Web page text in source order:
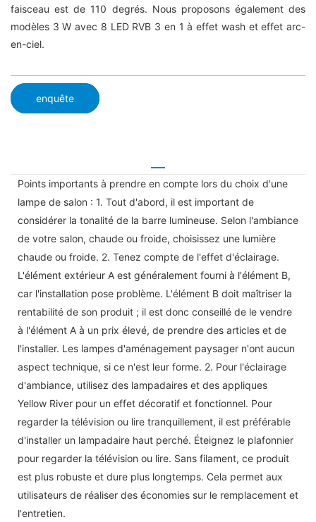
faisceau est de 110 degrés. Nous proposons également des
modèles 3 W avec 8 LED RVB 3 en 1 à effet wash et effet arc-
en-ciel.
enquête
Points importants à prendre en compte lors du choix d'une
lampe de salon : 1. Tout d'abord, il est important de
considérer la tonalité de la barre lumineuse. Selon l'ambiance
de votre salon, chaude ou froide, choisissez une lumière
chaude ou froide. 2. Tenez compte de l'effet d'éclairage.
L'élément extérieur A est généralement fourni à l'élément B,
car l'installation pose problème. L'élément B doit maîtriser la
rentabilité de son produit ; il est donc conseillé de le vendre
à l'élément A à un prix élevé, de prendre des articles et de
l'installer. Les lampes d'aménagement paysager n'ont aucun
aspect technique, si ce n'est leur forme. 2. Pour l'éclairage
d'ambiance, utilisez des lampadaires et des appliques
Yellow River pour un effet décoratif et fonctionnel. Pour
regarder la télévision ou lire tranquillement, il est préférable
d'installer un lampadaire haut perché. Éteignez le plafonnier
pour regarder la télévision ou lire. Sans filament, ce produit
est plus robuste et dure plus longtemps. Cela permet aux
utilisateurs de réaliser des économies sur le remplacement et
l'entretien.